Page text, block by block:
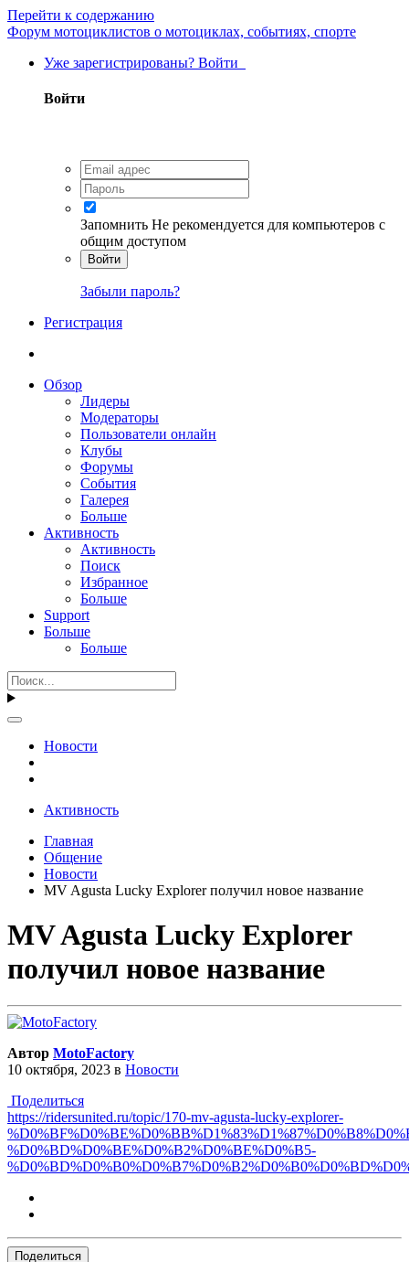
Перейти к содержанию
Форум мотоциклистов о мотоциклах, событиях, спорте
Уже зарегистрированы? Войти
Войти
Запомнить Не рекомендуется для компьютеров с
общим доступом
Войти
Забыли пароль?
Регистрация
Обзор
Лидеры
Модераторы
Пользователи онлайн
Клубы
Форумы
События
Галерея
Больше
Активность
Активность
Поиск
Избранное
Больше
Support
Больше
Больше
Новости
Активность
Главная
Общение
Новости
MV Agusta Lucky Explorer получил новое название
MV Agusta Lucky Explorer
получил новое название
Автор MotoFactory
10 октября, 2023 в Новости
Поделиться
https://ridersunited.ru/topic/170-mv-agusta-lucky-explorer-
%D0%BD%D0%BE%D0%B2%D0%BE%D0%B5-
Поделиться